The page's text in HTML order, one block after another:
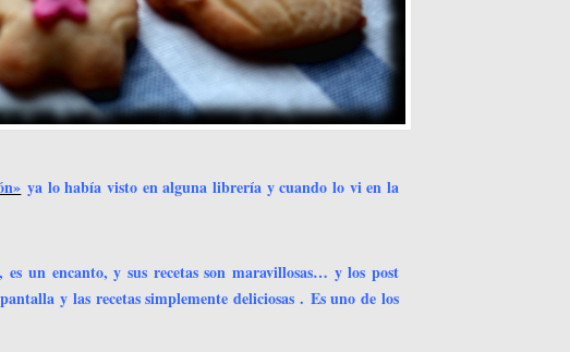
ya lo había visto en alguna librería y cuando lo vi en la
es un encanto, y sus recetas son maravillosas… y los post
y las recetas simplemente deliciosas . Es uno de los